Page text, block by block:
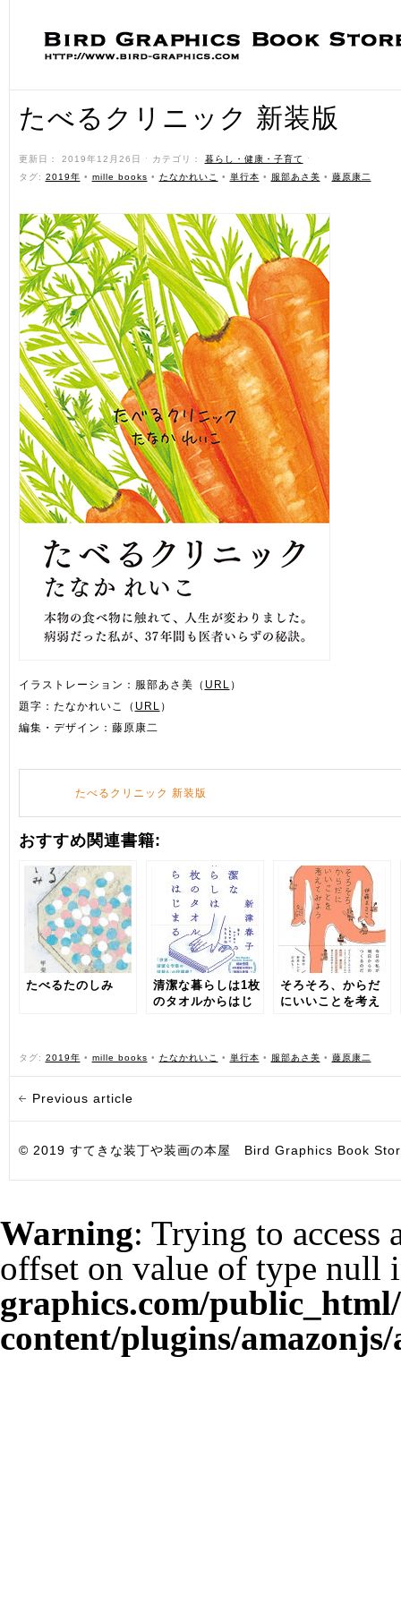
たべるクリニック 新装版
更新日： 2019年12月26日 ˑ カテゴリ： 暮らし・健康・子育て
ˑ
タグ: 2019年 • mille books • たなかれいこ • 単行本 • 服部あさ美 • 藤原康二
イラストレーション：服部あさ美（ URL ）
題字：たなかれいこ（ URL ）
編集・デザイン：藤原康二
たべるクリニック 新装版
おすすめ関連書籍:
たべるたのしみ
清潔な暮らしは1枚
のタオルからはじ
そろそろ、からだ
にいいことを考え
タグ: 2019年 • mille books • たなかれいこ • 単行本 • 服部あさ美 • 藤原康二
Previous article
© 2019 すてきな装丁や装画の本屋 Bird Graphics Book
Warning: Trying to access
offset on value of type null
graphics.com/
content/plugins/